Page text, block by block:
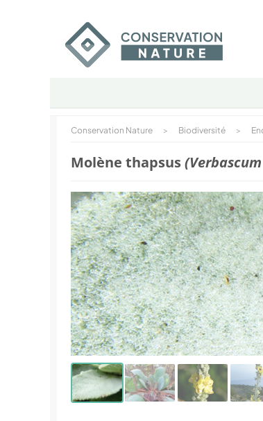
Conservation Nature > Biodiversité >
Molène thapsus